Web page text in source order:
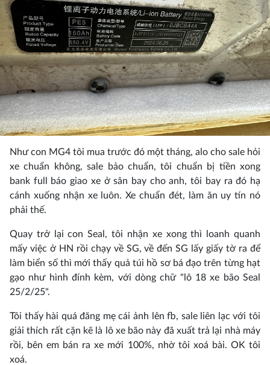
Như con MG4 tôi mua trước đó một tháng, alo cho sale hỏi
xe chuẩn không, sale bảo chuẩn, tôi chuẩn bị tiền xong
bank full báo giao xe ở sân bay cho anh, tôi bay ra đó hạ
cánh xuống nhận xe luôn. Xe chuẩn đét, làm ăn uy tín nó
phải thế.
Quay trở lại con Seal, tôi nhận xe xong thì loanh quanh
mấy việc ở HN rồi chạy về SG, về đến SG lấy giấy tờ ra để
làm biển số thì mới thấy quả túi hồ sơ bá đạo trên từng hạt
gạo như hình đính kèm, với dòng chữ "lô 18 xe bão Seal
25/2/25".
Tôi thấy hài quá đăng mẹ cái ảnh lên fb, sale liên lạc với tôi
giải thích rất cặn kẽ là lô xe bão này đã xuất trả lại nhà máy
rồi, bên em bán ra xe mới 100%, nhờ tôi xoá bài. OK tôi
xoá.